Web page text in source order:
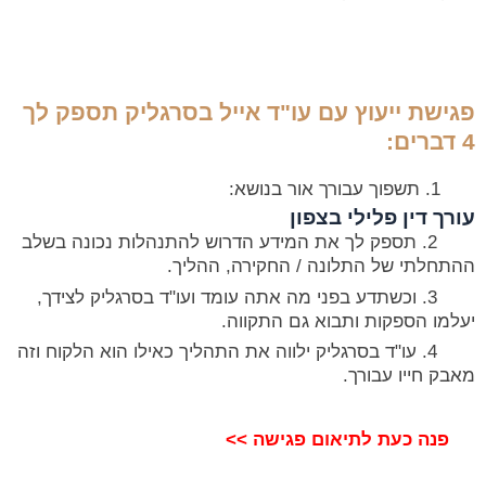
פגישת ייעוץ עם עו"ד אייל בסרגליק תספק לך
4 דברים:
תשפוך עבורך אור בנושא:
עורך דין פלילי בצפון
2. תספק לך את המידע הדרוש להתנהלות נכונה בשלב
ההתחלתי של התלונה / החקירה, ההליך.
3. וכשתדע בפני מה אתה עומד ועו"ד בסרגליק לצידך,
יעלמו הספקות ותבוא גם התקווה.
4. עו"ד בסרגליק ילווה את התהליך כאילו הוא הלקוח וזה
מאבק חייו עבורך.
פנה כעת לתיאום פגישה >>